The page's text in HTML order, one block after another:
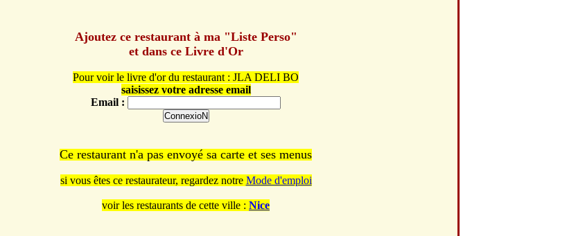
Ajoutez ce restaurant à ma "Liste Perso"
et dans ce Livre d'Or
Pour voir le livre d'or du restaurant : JLA DELI BO
saisissez votre adresse email
Email :
Ce restaurant n'a pas envoyé sa carte et ses menus
si vous êtes ce restaurateur, regardez notre Mode d'emploi
voir les restaurants de cette ville : Nice